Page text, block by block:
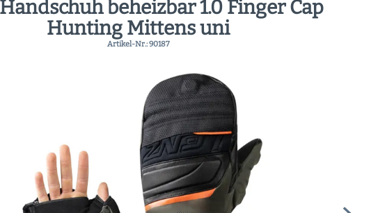
beheizbar 1.0 Finger Cap
Hunting Mittens uni
Artikel-Nr.:90187